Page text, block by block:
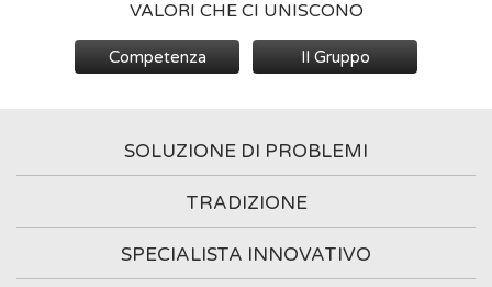
VALORI CHE CI UNISCONO
Competenza Il Gruppo
SOLUZIONE DI PROBLEMI
TRADIZIONE
SPECIALISTA INNOVATIVO